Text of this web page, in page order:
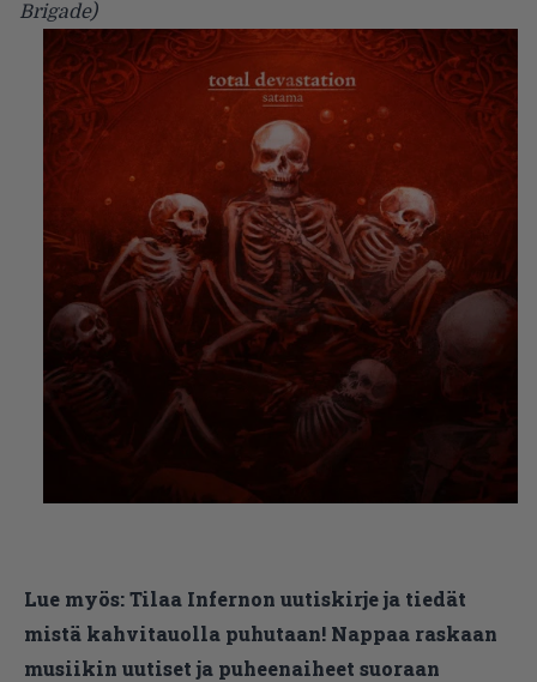
Brigade)
Lue myös:Tilaa Infernon uutiskirje ja tiedät
mistä kahvitauolla puhutaan! Nappaa raskaan
musiikin uutiset ja puheenaiheet suoraan